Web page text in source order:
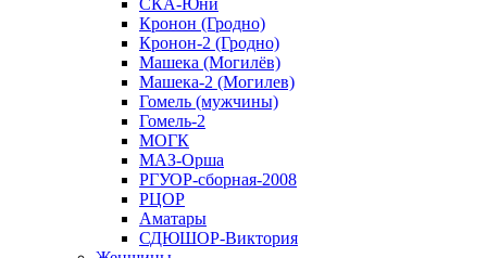
СКА-Юни
Кронон (Гродно)
Кронон-2 (Гродно)
Машека (Могилёв)
Машека-2 (Могилев)
Гомель (мужчины)
Гомель-2
МОГК
МАЗ-Орша
РГУОР-сборная-2008
РЦОР
Аматары
СДЮШОР-Виктория